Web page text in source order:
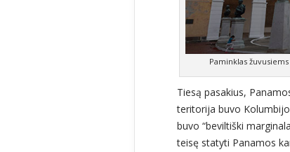
Paminklas
Tiesą pasakius,
teritorija buvo
buvo “beviltiški
teisę statyti Panamos